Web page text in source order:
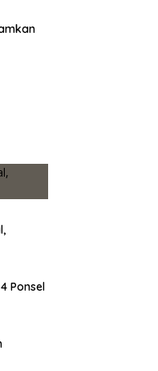
Ponsel